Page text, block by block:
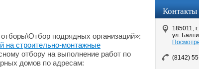
подрядных организаций»:
на строительно-монтажные
отбору на выполнение работ по
домов по адресам:
Контакты
185011,
ул.
(8142)